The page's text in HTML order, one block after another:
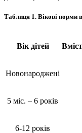
Таблиця 1. Вікові норми
Вік дітей
Новонароджені
5 міс. – 6 років
6-12 років